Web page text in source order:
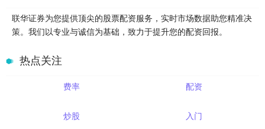
联华证券为您提供顶尖的股票配资服务，实时市场数据助您精准决
策。我们以专业与诚信为基础，致力于提升您的配资回报。
热点关注
费率 配资
炒股 入门